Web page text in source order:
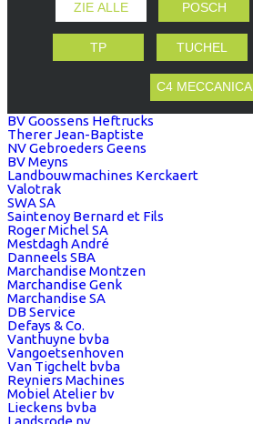
ZIE ALLE POSCH
TP TUCHEL
C4 MECCANICA
BV Goossens Heftrucks
Therer Jean-Baptiste
NV Gebroeders Geens
BV Meyns
Landbouwmachines Kerckaert
Valotrak
SWA SA
Saintenoy Bernard et Fils
Roger Michel SA
Mestdagh André
Danneels SBA
Marchandise Montzen
Marchandise Genk
Marchandise SA
DB Service
Defays & Co.
Vanthuyne bvba
Vangoetsenhoven
Van Tigchelt bvba
Reyniers Machines
Mobiel Atelier bv
Lieckens bvba
Landsrode nv